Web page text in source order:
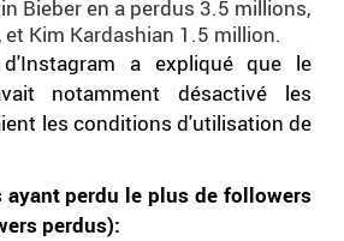
Bieber en a perdus 3.5 millions,
Kim Kardashian 1.5 million.
a expliqué que le
notamment désactivé les
les conditions d'utilisation de
perdu le plus de followers
perdus):